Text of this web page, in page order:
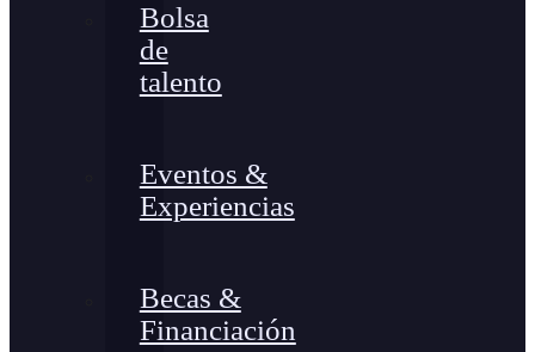
Bolsa
de
talento
Eventos &
Experiencias
Becas &
Financiación